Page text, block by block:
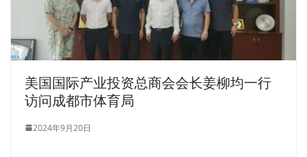
美国国际产业投资总商会会长姜柳均一行
访问成都市体育局
2024年9月20日